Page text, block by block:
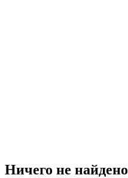
Ничего не найдено